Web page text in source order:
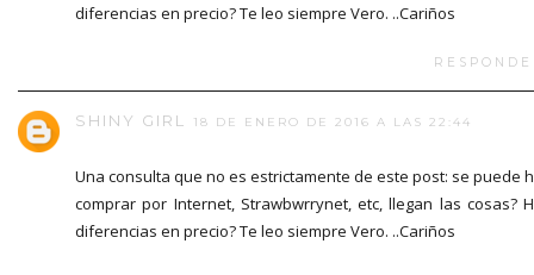
diferencias en precio? Te leo siempre Vero. ..Cariños
SHINY GIRL 18 DE ENERO DE 2016 A LAS 22:44
Una consulta que no es estrictamente de este post: se puede
comprar por Internet, Strawbwrrynet, etc, llegan las cosas?
diferencias en precio? Te leo siempre Vero. ..Cariños